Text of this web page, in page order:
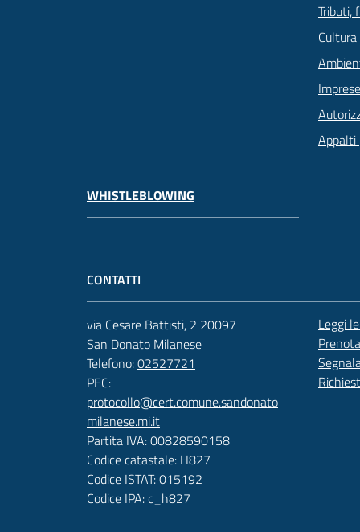
Tributi,
Appalti
WHISTLEBLOWING
CONTATTI
via Cesare Battisti, 2 20097
San Donato Milanese
Telefono:02527721
PEC:
protocollo@cert.comune.sandonato
milanese.mi.it
Partita IVA: 00828590158
Codice catastale: H827
Codice ISTAT: 015192
Codice IPA: c_h827
Leggi